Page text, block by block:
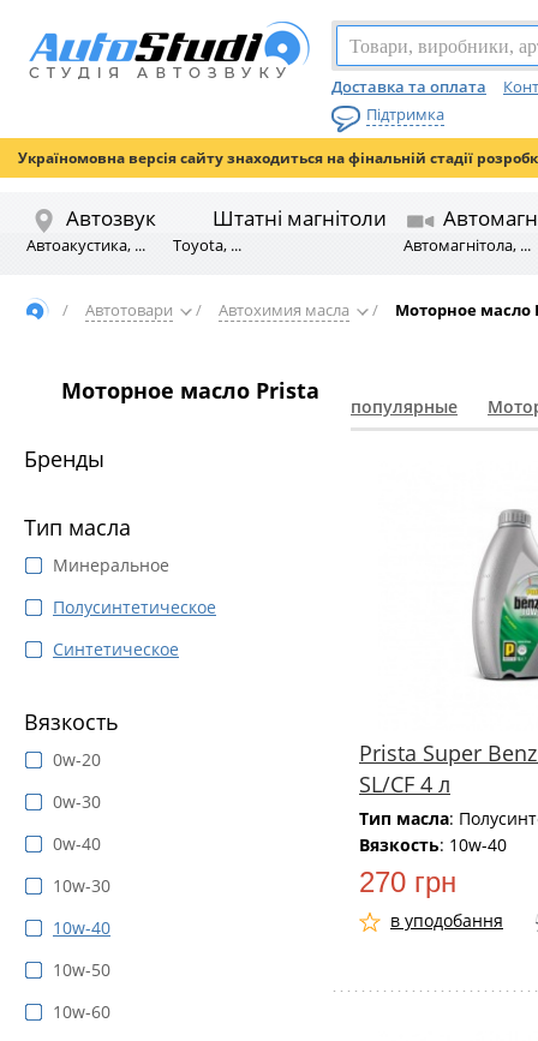
Доставка та оплата
Підтримка
Україномовна версія сайту знаходиться на фінальній стадії
Автозвук
Автоакустика, ...
Штатні магнітоли
Toyota, ... Автомагнітола, ...
/ Автотовари / Автохимия масла / Моторное масло
Моторное масло Prista
Бренды
Тип масла
Минеральное
Полусинтетическое
Синтетическое
Вязкость
0w-20
0w-30
0w-40
10w-30
10w-40
10w-50
10w-60
популярные
Prista Super
SL/CF 4 л
Тип масла:
Вязкость: 10w-40
270 грн
в уподобання